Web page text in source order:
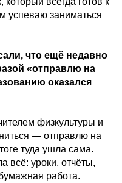
успеваю заниматься
что ещё недавно
«отправлю на
оказался
физкультуры и
— отправлю на
туда ушла сама.
всё: уроки, отчёты,
работа.